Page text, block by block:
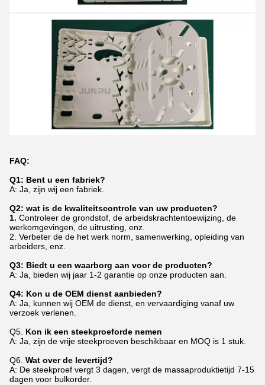
FAQ:
Q1: Bent u een fabriek?
A: Ja, zijn wij een fabriek.
Q2: wat is de kwaliteitscontrole van uw producten?
1. Controleer de grondstof, de arbeidskrachtentoewijzing, de
werkomgevingen, de uitrusting, enz.
2. Verbeter de de het werk norm, samenwerking, opleiding van
arbeiders, enz.
Q3: Biedt u een waarborg aan voor de producten?
A: Ja, bieden wij jaar 1-2 garantie op onze producten aan.
Q4: Kon u de OEM dienst aanbieden?
A: Ja, kunnen wij OEM de dienst, en vervaardiging vanaf uw
verzoek verlenen.
Q5. Kon ik een steekproeforde nemen
A: Ja, zijn de vrije steekproeven beschikbaar en MOQ is 1 stuk.
Q6. Wat over de levertijd?
A: De steekproef vergt 3 dagen, vergt de massaproduktietijd 7-15
dagen voor bulkorder.